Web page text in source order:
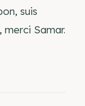
suis
merci Samar.